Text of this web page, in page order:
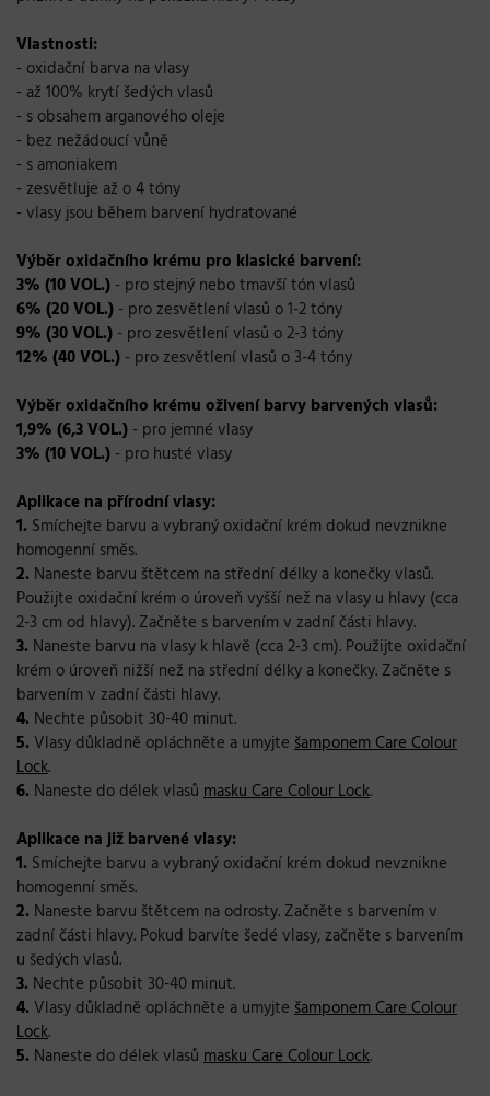
Vlastnosti:
- oxidační barva na vlasy
- až 100% krytí šedých vlasů
- s obsahem arganového oleje
- bez nežádoucí vůně
- s amoniakem
- zesvětluje až o 4 tóny
- vlasy jsou během barvení hydratované
Výběr oxidačního krému pro klasické barvení:
3% (10 VOL.) - pro stejný nebo tmavší tón vlasů
6% (20 VOL.) - pro zesvětlení vlasů o 1-2 tóny
9% (30 VOL.) - pro zesvětlení vlasů o 2-3 tóny
12% (40 VOL.) - pro zesvětlení vlasů o 3-4 tóny
Výběr oxidačního krému oživení barvy barvených vlasů:
1,9% (6,3 VOL.) - pro jemné vlasy
3% (10 VOL.) - pro husté vlasy
Aplikace na přírodní vlasy:
1. Smíchejte barvu a vybraný oxidační krém dokud nevznikne
homogenní směs.
2. Naneste barvu štětcem na střední délky a konečky vlasů.
Použijte oxidační krém o úroveň vyšší než na vlasy u hlavy (cca
2-3 cm od hlavy). Začněte s barvením v zadní části hlavy.
3. Naneste barvu na vlasy k hlavě (cca 2-3 cm). Použijte oxidační
krém o úroveň nižší než na střední délky a konečky. Začněte s
barvením v zadní části hlavy.
4. Nechte působit 30-40 minut.
5. Vlasy důkladně opláchněte a umyjte šamponem Care Colour
Lock.
6. Naneste do délek vlasů masku Care Colour Lock.
Aplikace na již barvené vlasy:
1. Smíchejte barvu a vybraný oxidační krém dokud nevznikne
homogenní směs.
2. Naneste barvu štětcem na odrosty. Začněte s barvením v
zadní části hlavy. Pokud barvíte šedé vlasy, začněte s barvením
u šedých vlasů.
3. Nechte působit 30-40 minut.
4. Vlasy důkladně opláchněte a umyjte šamponem Care Colour
Lock.
5. Naneste do délek vlasů masku Care Colour Lock.